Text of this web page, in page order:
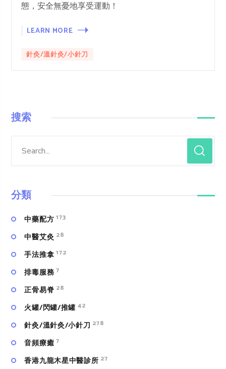
態，安全無憂地享受運動！
LEARN MORE
針灸/溫針灸/小針刀
搜索
分類
中藥配方 173
中醫艾灸 28
手法推拿 172
排毒服務 7
正骨易脊 28
火罐/閃罐/推罐 42
針灸/溫針灸/小針刀 278
⾳頻療癒 7
香港九龍木星中醫診所 27